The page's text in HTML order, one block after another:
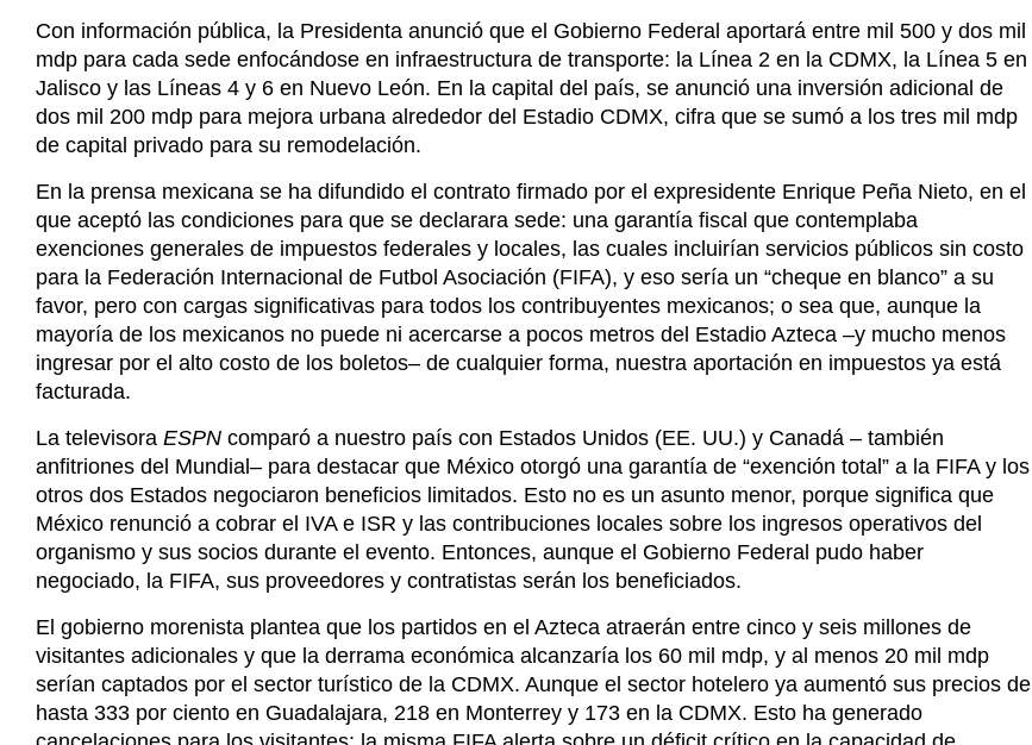
Con información pública, la Presidenta anunció que el Gobierno Federal aportará entre mil 500 y dos mil
mdp para cada sede enfocándose en infraestructura de transporte: la Línea 2 en la CDMX, la Línea 5 en
Jalisco y las Líneas 4 y 6 en Nuevo León. En la capital del país, se anunció una inversión adicional de
dos mil 200 mdp para mejora urbana alrededor del Estadio CDMX, cifra que se sumó a los tres mil mdp
de capital privado para su remodelación.
En la prensa mexicana se ha difundido el contrato firmado por el expresidente Enrique Peña Nieto, en el
que aceptó las condiciones para que se declarara sede: una garantía fiscal que contemplaba
exenciones generales de impuestos federales y locales, las cuales incluirían servicios públicos sin costo
para la Federación Internacional de Futbol Asociación (FIFA), y eso sería un “cheque en blanco” a su
favor, pero con cargas significativas para todos los contribuyentes mexicanos; o sea que, aunque la
mayoría de los mexicanos no puede ni acercarse a pocos metros del Estadio Azteca –y mucho menos
ingresar por el alto costo de los boletos– de cualquier forma, nuestra aportación en impuestos ya está
facturada.
La televisora ESPN comparó a nuestro país con Estados Unidos (EE. UU.) y Canadá – también
anfitriones del Mundial– para destacar que México otorgó una garantía de “exención total” a la FIFA y los
otros dos Estados negociaron beneficios limitados. Esto no es un asunto menor, porque significa que
México renunció a cobrar el IVA e ISR y las contribuciones locales sobre los ingresos operativos del
organismo y sus socios durante el evento. Entonces, aunque el Gobierno Federal pudo haber
negociado, la FIFA, sus proveedores y contratistas serán los beneficiados.
El gobierno morenista plantea que los partidos en el Azteca atraerán entre cinco y seis millones de
visitantes adicionales y que la derrama económica alcanzaría los 60 mil mdp, y al menos 20 mil mdp
serían captados por el sector turístico de la CDMX. Aunque el sector hotelero ya aumentó sus precios de
hasta 333 por ciento en Guadalajara, 218 en Monterrey y 173 en la CDMX. Esto ha generado